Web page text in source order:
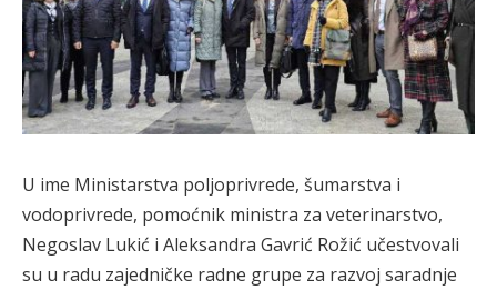
U ime Ministarstva poljoprivrede, šumarstva i
vodoprivrede, pomoćnik ministra za veterinarstvo,
Negoslav Lukić i Aleksandra Gavrić Rožić učestvovali
su u radu zajedničke radne grupe za razvoj saradnje